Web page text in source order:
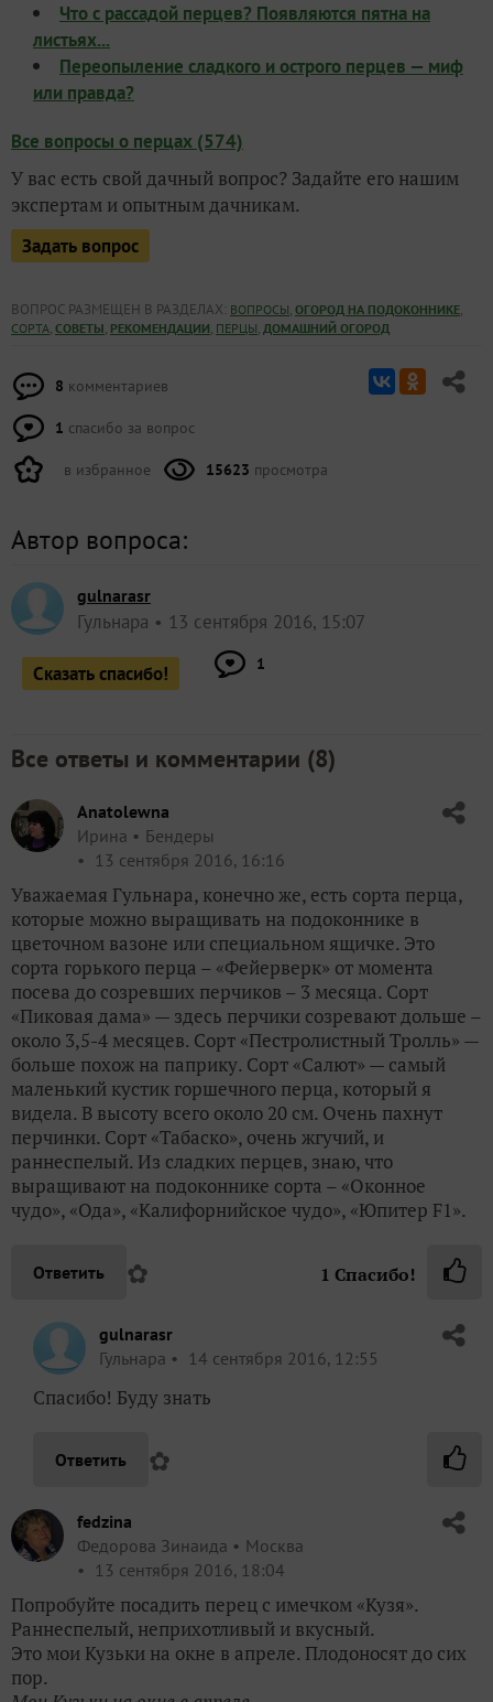
Что с рассадой перцев? Появляются пятна на
листьях...
Переопыление сладкого и острого перцев — миф
или правда?
Все вопросы о перцах (574)
У вас есть свой дачный вопрос? Задайте его нашим
экспертам и опытным дачникам.
Задать вопрос
ВОПРОС РАЗМЕЩЕН В РАЗДЕЛАХ: ВОПРОСЫ, ОГОРОД НА ПОДОКОННИКЕ,
СОРТА, СОВЕТЫ, РЕКОМЕНДАЦИИ, ПЕРЦЫ, ДОМАШНИЙ ОГОРОД
8 комментариев
1 спасибо за вопрос
в избранное 15623 просмотра
Автор вопроса:
gulnarasr
Гульнара 13 сентября 2016, 15:07
Сказать спасибо! 1
Все ответы и комментарии (8)
Anatolewna
Ирина
Бендеры
13 сентября 2016, 16:16
Уважаемая Гульнара, конечно же, есть сорта перца,
которые можно выращивать на подоконнике в
цветочном вазоне или специальном ящичке. Это
сорта горького перца – «Фейерверк» от момента
посева до созревших перчиков – 3 месяца. Сорт
«Пиковая дама» — здесь перчики созревают дольше –
около 3,5-4 месяцев. Сорт «Пестролистный Тролль» —
больше похож на паприку. Сорт «Салют» — самый
маленький кустик горшечного перца, который я
видела. В высоту всего около 20 см. Очень пахнут
перчинки. Сорт «Табаско», очень жгучий, и
раннеспелый. Из сладких перцев, знаю, что
выращивают на подоконнике сорта – «Оконное
чудо», «Ода», «Калифорнийское чудо», «Юпитер F1».
Ответить ✿ 1 Спасибо!
gulnarasr
Гульнара
14 сентября 2016, 12:55
Спасибо! Буду знать
Ответить ✿
fedzina
Федорова Зинаида
Москва
13 сентября 2016, 18:04
Попробуйте посадить перец с имечком «Кузя».
Раннеспелый, неприхотливый и вкусный.
Это мои Кузьки на окне в апреле. Плодоносят до сих
пор.